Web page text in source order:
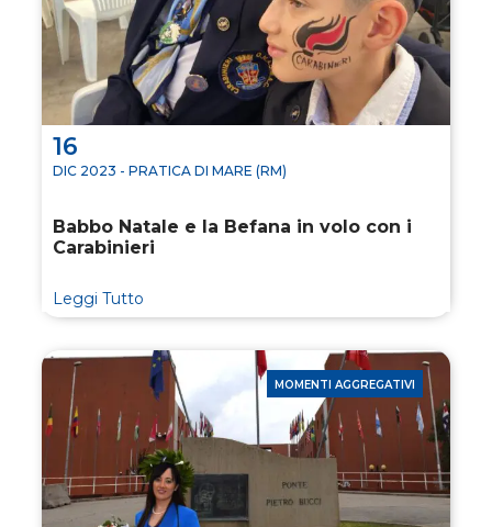
16
DIC 2023 - PRATICA DI MARE (RM)
Babbo Natale e la Befana in volo con i
Carabinieri
Leggi Tutto
MOMENTI AGGREGATIVI